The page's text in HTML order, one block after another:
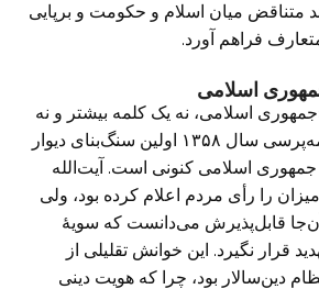
متناقض میان اسلام و حکومت و برپایی
فراهم آورد.
اسلامی
اسلامی، نه یک کلمه بیشتر و نه
یک کلمه کمتر» در همه‌پرسی سال ۱۳۵۸ اولین سنگ‌بنای دیوار
اسلامی کنونی است. آیت‌الله
را رأی مردم اعلام کرده بود، ولی
قابل‌پذیرش می‌دانست که سویهٔ
قرار نگیرد. این خوانش تقلیلی از
دین‌سالار بود، چرا که هویت دینی